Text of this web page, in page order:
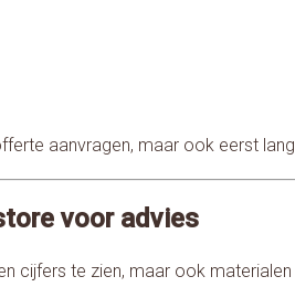
aanvragen, maar ook eerst
voor advies
cijfers te zien, maar ook